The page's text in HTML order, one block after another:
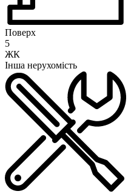
Поверх
5
ЖК
Інша нерухомість